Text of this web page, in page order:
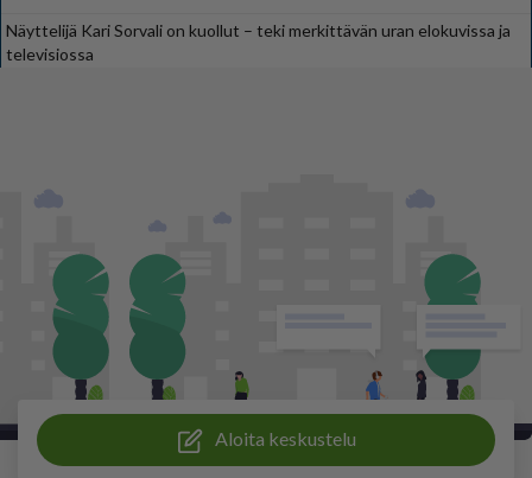
Näyttelijä Kari Sorvali on kuollut – teki merkittävän uran elokuvissa ja
televisiossa
Aloita keskustelu